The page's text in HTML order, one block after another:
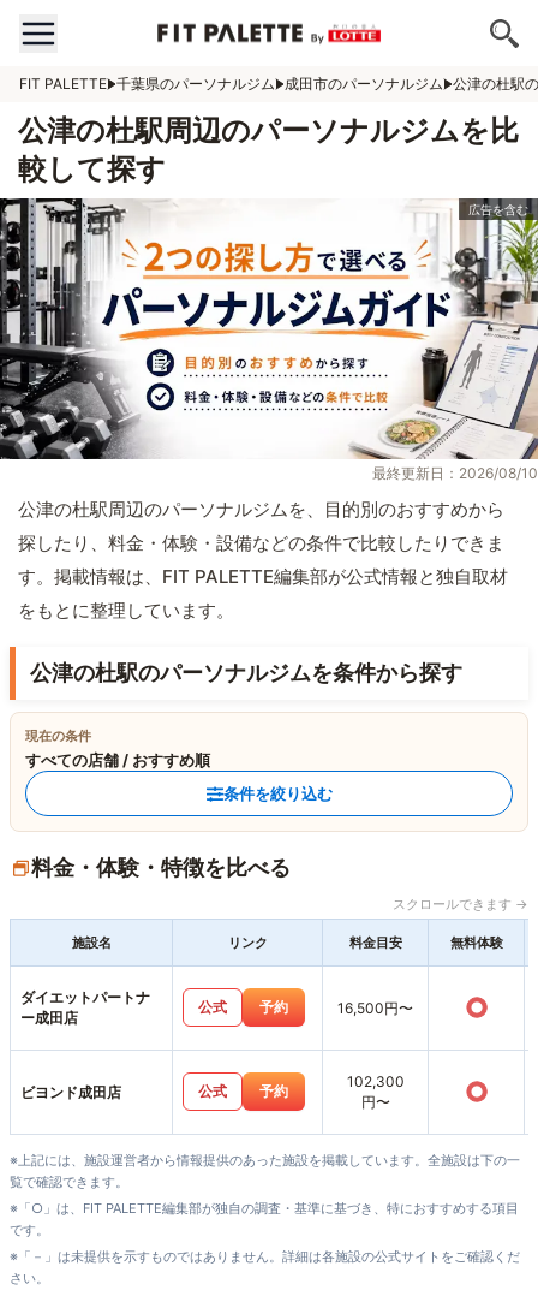
FIT PALETTE 千葉県のパーソナルジム 成田市のパーソナルジム 公津の杜駅
公津の杜駅周辺のパーソナルジムを比
較して探す
最終更新日：2026/08/10
公津の杜駅周辺のパーソナルジムを、目的別のおすすめから
探したり、料金・体験・設備などの条件で比較したりできま
す。掲載情報は、FIT PALETTE編集部が公式情報と独自取材
をもとに整理しています。
公津の杜駅のパーソナルジムを条件から探す
現在の条件
すべての店舗 / おすすめ順
条件を絞り込む
料金・体験・特徴を比べる
スクロールできます →
施設名 リンク 料金目安 無料体験
ダイエットパートナ
ー成田店
公式 予約 16,500円〜 ○
ビヨンド成田店 公式 予約
102,300
円〜
○
※上記には、施設運営者から情報提供のあった施設を掲載しています。全施設は下の一
覧で確認できます。
※「○」は、FIT PALETTE編集部が独自の調査・基準に基づき、特におすすめする項目
です。
※「－」は未提供を示すものではありません。詳細は各施設の公式サイトをご確認くだ
さい。